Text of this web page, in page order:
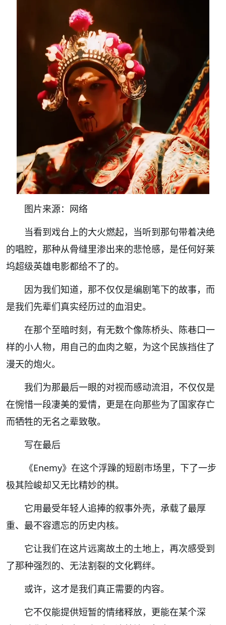
图片来源：网络
当看到戏台上的大火燃起，当听到那句带着决绝
的唱腔，那种从骨缝里渗出来的悲怆感，是任何好莱
坞超级英雄电影都给不了的。
因为我们知道，那不仅仅是编剧笔下的故事，而
是我们先辈们真实经历过的血泪史。
在那个至暗时刻，有无数个像陈桥头、陈巷口一
样的小人物，用自己的血肉之躯，为这个民族挡住了
漫天的炮火。
我们为那最后一眼的对视而感动流泪，不仅仅是
在惋惜一段凄美的爱情，更是在向那些为了国家存亡
而牺牲的无名之辈致敬。
写在最后
《Enemy》在这个浮躁的短剧市场里，下了一步
极其险峻却又无比精妙的棋。
它用最受年轻人追捧的叙事外壳，承载了最厚
重、最不容遗忘的历史内核。
它让我们在这片远离故土的土地上，再次感受到
了那种强烈的、无法割裂的文化羁绊。
或许，这才是我们真正需要的内容。
它不仅能提供短暂的情绪释放，更能在某个深